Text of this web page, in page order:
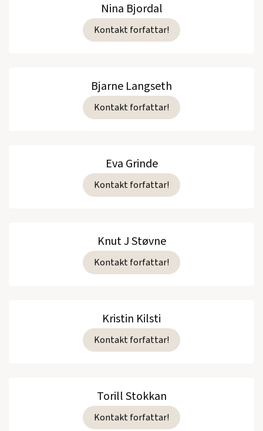
Nina Bjordal
Kontakt forfattar!
Bjarne Langseth
Kontakt forfattar!
Eva Grinde
Kontakt forfattar!
Knut J Støvne
Kontakt forfattar!
Kristin Kilsti
Kontakt forfattar!
Torill Stokkan
Kontakt forfattar!